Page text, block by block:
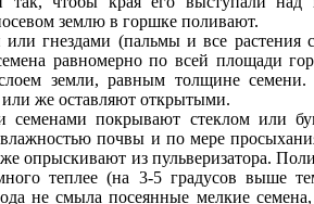
землю в горшке поливают.
гнездами (пальмы и все
равномерно по всей площади
земли, равным толщине семени.
же оставляют открытыми.
семенами покрывают стеклом или
почвы и по мере
опрыскивают из пульверизатора.
теплее (на 3-5 градусов выше
не смыла посеянные мелкие